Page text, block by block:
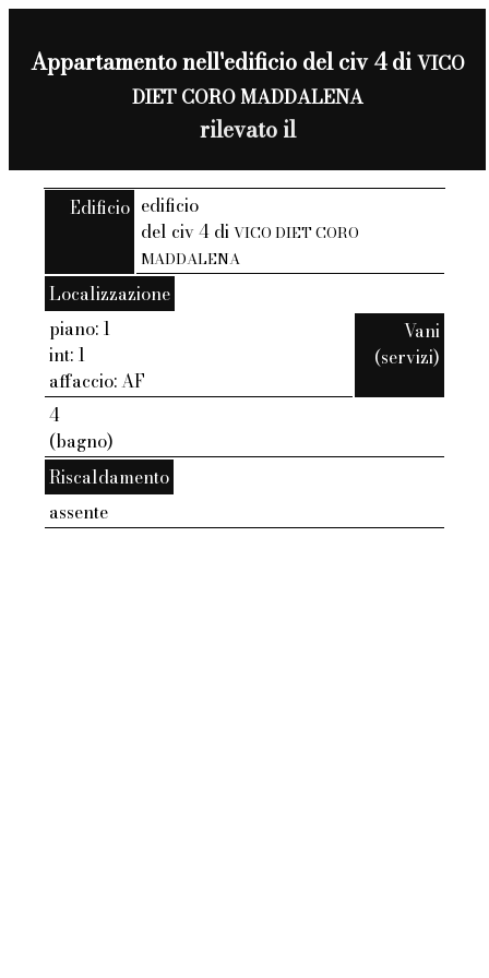
Appartamento nell'edificio del civ 4 diVICO
DIET CORO MADDALENA
rilevato il
Edificio edificio
del civ 4 di VICO DIET CORO
MADDALENA
Localizzazione
piano: 1
int: 1
affaccio: AF
Vani
(servizi)
4
(bagno)
Riscaldamento
assente